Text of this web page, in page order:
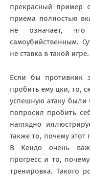
прекрасный пример
приема полностью
не означает,
самоубийственным.
не ставка в такой игре.
Если бы противник
пробить ему цки, то,
успешную атаку
попросил пробить
наглядно
также то, почему
В Кендо очень
прогресс и то,
тренировка. Такого